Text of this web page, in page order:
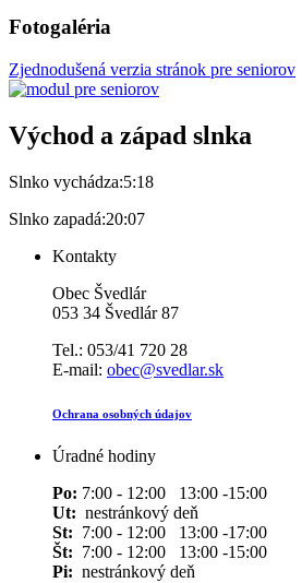
Fotogaléria
Zjednodušená verzia stránok pre seniorov
Východ a západ slnka
Slnko vychádza:5:18
Slnko zapadá:20:07
Kontakty
Obec Švedlár
053 34 Švedlár 87
Tel.: 053/41 720 28
E-mail: obec@svedlar.sk
Ochrana osobných údajov
Úradné hodiny
Po: 7:00 - 12:00 13:00 -15:00
Ut: nestránkový deň
St: 7:00 - 12:00 13:00 -17:00
Št: 7:00 - 12:00 13:00 -15:00
Pi: nestránkový deň